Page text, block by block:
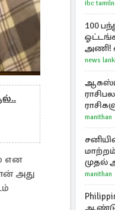
என
அது
ibc
100
அணி!
மார்ஷ்
news
manithan
முதல்
ராசிகள்!
manithan